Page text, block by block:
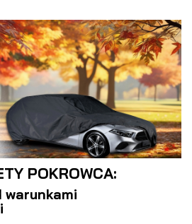
POKROWCA:
warunkami